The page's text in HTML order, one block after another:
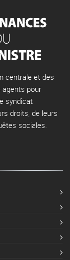
centrale et des
agents pour
syndicat
droits, de leurs
sociales.